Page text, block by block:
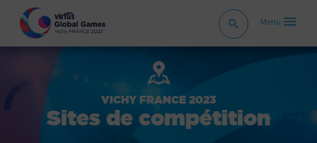
VICHY FRANCE 2023
Sites de compétition